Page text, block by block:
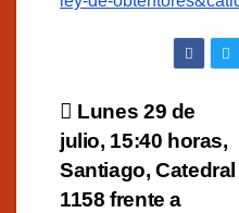
Navegación
de
Lunes 29 de
julio, 15:40 horas,
Santiago, Catedral
1158 frente a